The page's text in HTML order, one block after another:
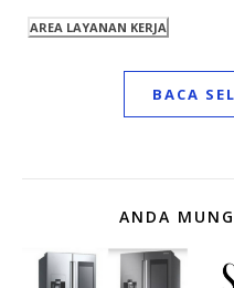
BACA
ANDA